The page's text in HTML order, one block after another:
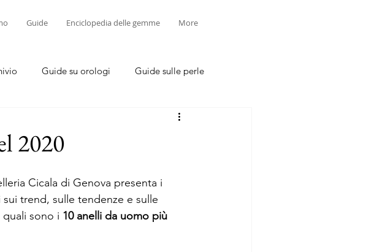
Guide Enciclopedia delle gemme More
Guide su orologi Guide sulle perle
2020
Cicala di Genova presenta i
trend, sulle tendenze e sulle
sono i 10 anelli da uomo più